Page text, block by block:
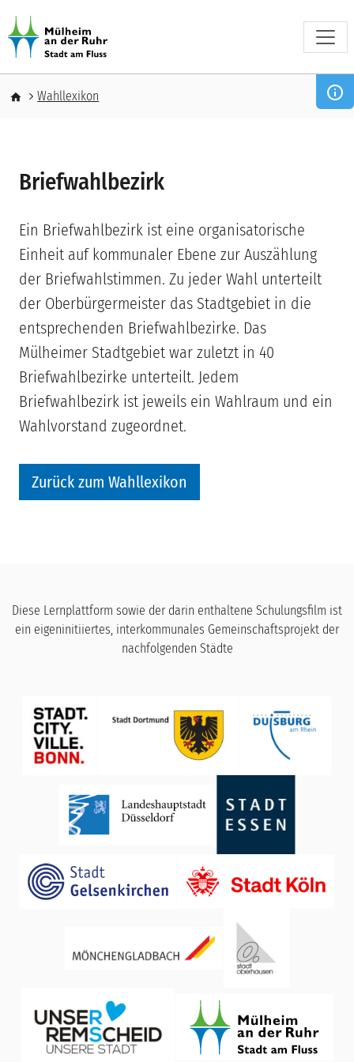
Pfadnavigation
Wahllexikon
Briefwahlbezirk
Ein Briefwahlbezirk ist eine organisatorische
Einheit auf kommunaler Ebene zur Auszählung
der Briefwahlstimmen. Zu jeder Wahl unterteilt
der Oberbürgermeister das Stadtgebiet in die
entsprechenden Briefwahlbezirke. Das
Mülheimer Stadtgebiet war zuletzt in 40
Briefwahlbezirke unterteilt. Jedem
Briefwahlbezirk ist jeweils ein Wahlraum und ein
Wahlvorstand zugeordnet.
Zurück zum Wahllexikon
Diese Lernplattform sowie der darin enthaltene Schulungsfilm ist
ein eigeninitiiertes, interkommunales Gemeinschaftsprojekt der
nachfolgenden Städte